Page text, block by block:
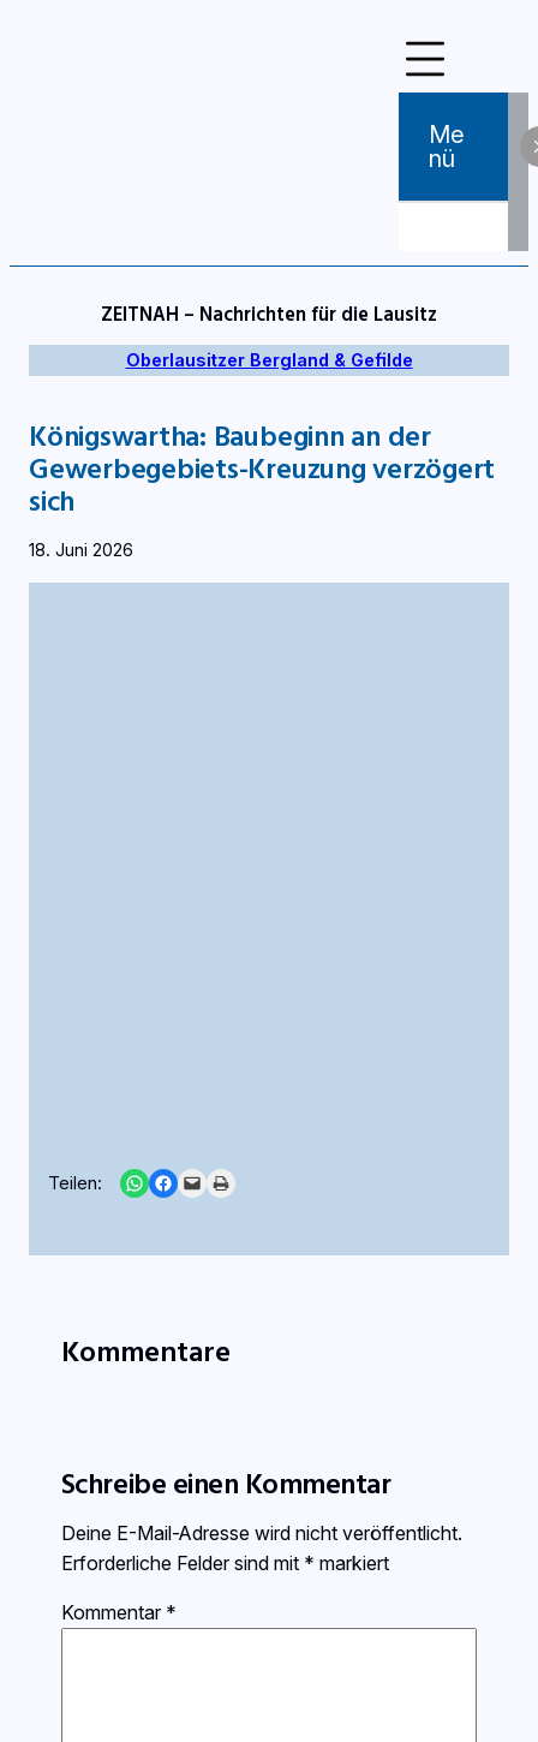
Me
Nü
ZEITNAH – Nachrichten für die Lausitz
Oberlausitzer Bergland & Gefilde
Königswartha: Baubeginn an der
Gewerbegebiets-Kreuzung verzögert
sich
18. Juni 2026
Teilen: Share on WhatsApp
Share on Facebook
Email this PagePrint this Page
Kommentare
Schreibe einen Kommentar
Deine E-Mail-Adresse wird nicht veröffentlicht.
Erforderliche Felder sind mit * markiert
Kommentar *